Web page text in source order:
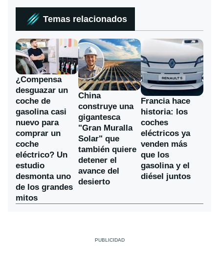
Temas relacionados
¿Compensa
desguazar un
coche de
gasolina casi
nuevo para
comprar un
coche
eléctrico? Un
estudio
desmonta uno
de los grandes
mitos
China
construye una
gigantesca
"Gran Muralla
Solar" que
también quiere
detener el
avance del
desierto
Francia hace
historia: los
coches
eléctricos ya
venden más
que los
gasolina y el
diésel juntos